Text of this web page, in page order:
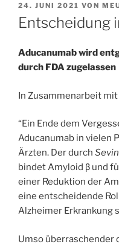
VERÖFFENTLICHT
AM
24. JUNI 2021 VON
Entscheidung
Aducanumab wird
durch FDA zugelassen
In Zusammenarbeit
“Ein Ende dem
Aducanumab in vielen
Ärzten. Der durch
bindet Amyloid β und
einer Reduktion der
eine entscheidende
Alzheimer Erkrankung
Umso überraschender